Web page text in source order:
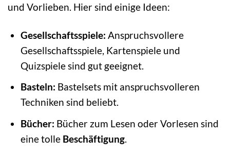
und Vorlieben. Hier sind einige Ideen:
Gesellschaftsspiele: Anspruchsvollere
Gesellschaftsspiele, Kartenspiele und
Quizspiele sind gut geeignet.
Basteln: Bastelsets mit anspruchsvolleren
Techniken sind beliebt.
Bücher: Bücher zum Lesen oder Vorlesen sind
eine tolle Beschäftigung.